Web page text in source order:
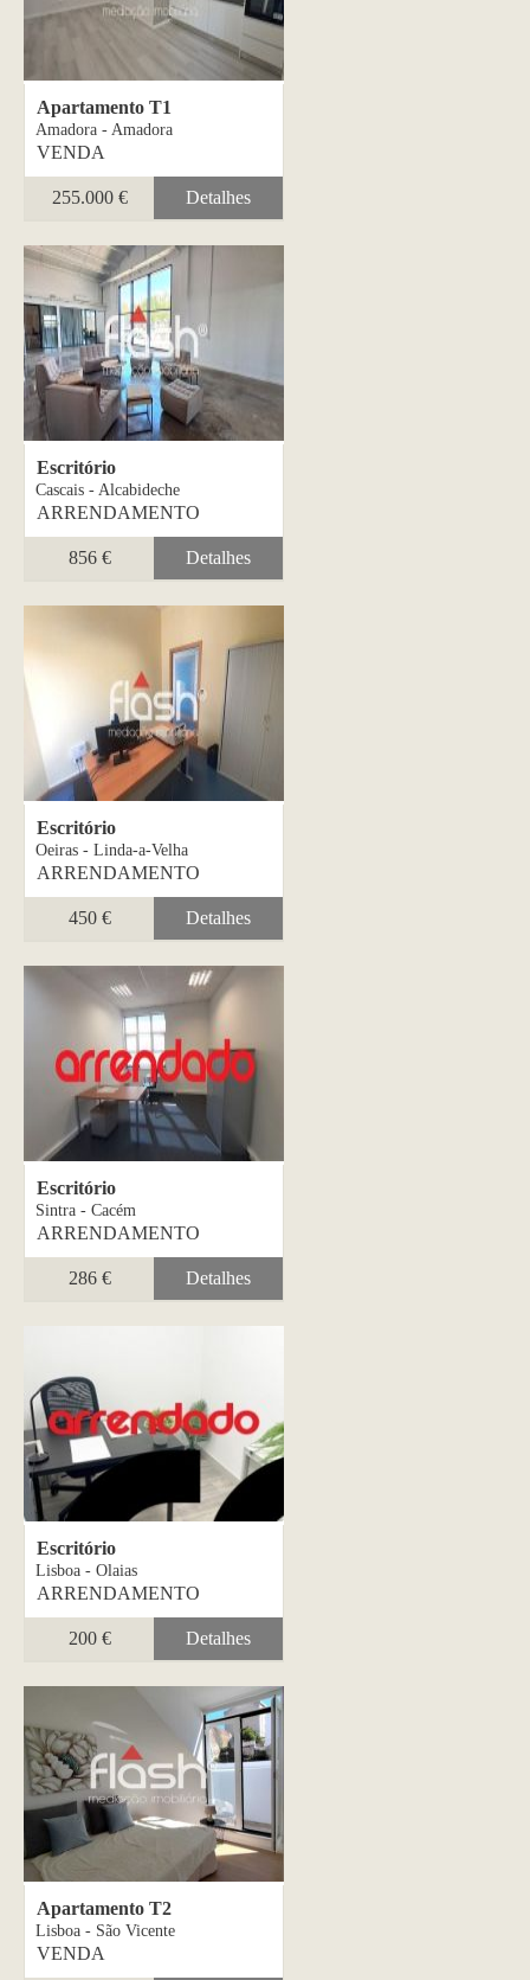
Apartamento T1
Amadora - Amadora
VENDA
255.000 € Detalhes
Escritório
Cascais - Alcabideche
ARRENDAMENTO
856 € Detalhes
Escritório
Oeiras - Linda-a-Velha
ARRENDAMENTO
450 € Detalhes
Escritório
Sintra - Cacém
ARRENDAMENTO
286 € Detalhes
Escritório
Lisboa - Olaias
ARRENDAMENTO
200 € Detalhes
Apartamento T2
Lisboa - São Vicente
VENDA